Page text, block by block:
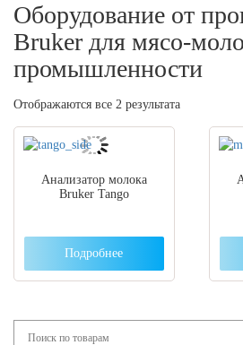
Оборудование от
Bruker для мясо-
промышленности
Отображаются все 2 результата
Анализатор молока
Bruker Tango
Подробнее